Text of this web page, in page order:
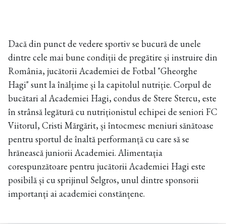
Dacă din punct de vedere sportiv se bucură de unele
dintre cele mai bune condiții de pregătire și instruire din
România, jucătorii Academiei de Fotbal "Gheorghe
Hagi" sunt la înălțime și la capitolul nutriție. Corpul de
bucătari al Academiei Hagi, condus de Stere Stercu, este
în strânsă legătură cu nutriționistul echipei de seniori FC
Viitorul, Cristi Mărgărit, și întocmesc meniuri sănătoase
pentru sportul de înaltă performanță cu care să se
hrănească juniorii Academiei. Alimentația
corespunzătoare pentru jucătorii Academiei Hagi este
posibilă și cu sprijinul Selgros, unul dintre sponsorii
importanți ai academiei constănțene.